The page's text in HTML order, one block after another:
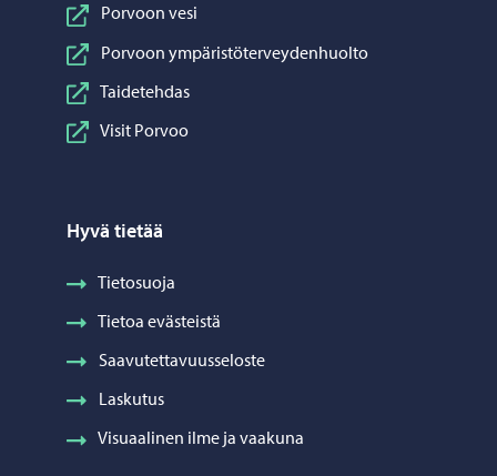
Porvoon vesi
Porvoon ympäristöterveydenhuolto
Taidetehdas
Visit Porvoo
Hyvä tietää
Tietosuoja
Tietoa evästeistä
Saavutettavuusseloste
Laskutus
Visuaalinen ilme ja vaakuna